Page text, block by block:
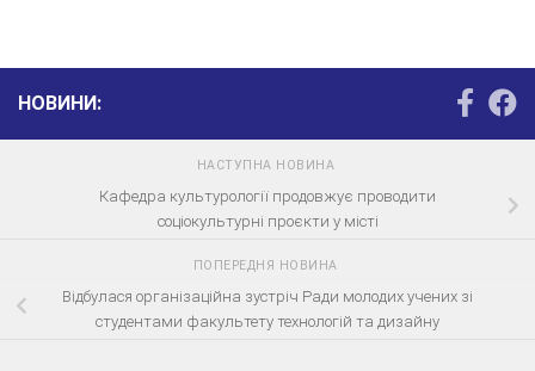
НОВИНИ:
НАСТУПНА НОВИНА
Кафедра культурології продовжує проводити
соціокультурні проєкти у місті
ПОПЕРЕДНЯ НОВИНА
Відбулася організаційна зустріч Ради молодих учених зі
студентами факультету технологій та дизайну